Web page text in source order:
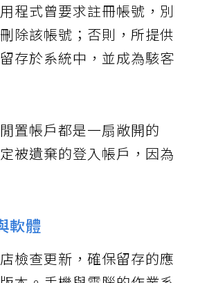
程式曾要求註冊帳號，別
除該帳號；否則，所提供
存於系統中，並成為駭客
置帳戶都是一扇敞開的
被遺棄的登入帳戶，因為
軟體
檢查更新，確保留存的應